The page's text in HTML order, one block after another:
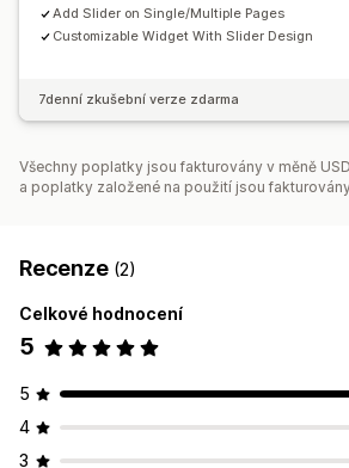
A/​B testování
Výkazy návštěvnosti
Add Slider on Single/Multiple Pages
Customizable Widget With Slider Design
7denní zkušební verze zdarma
Všechny poplatky jsou fakturovány v měně
a poplatky založené na použití jsou
Recenze (2)
Celkové hodnocení
5
5
4
3